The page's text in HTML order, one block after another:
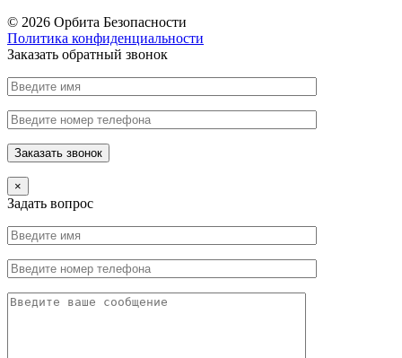
© 2026 Орбита Безопасности
Политика конфиденциальности
Заказать обратный звонок
×
Задать вопрос